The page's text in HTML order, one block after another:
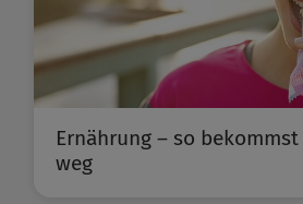
Ernährung – so
weg